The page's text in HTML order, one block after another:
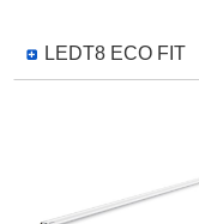
LEDT8 ECO FIT